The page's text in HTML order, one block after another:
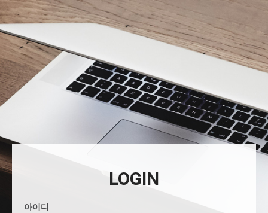
LOGIN
아이디